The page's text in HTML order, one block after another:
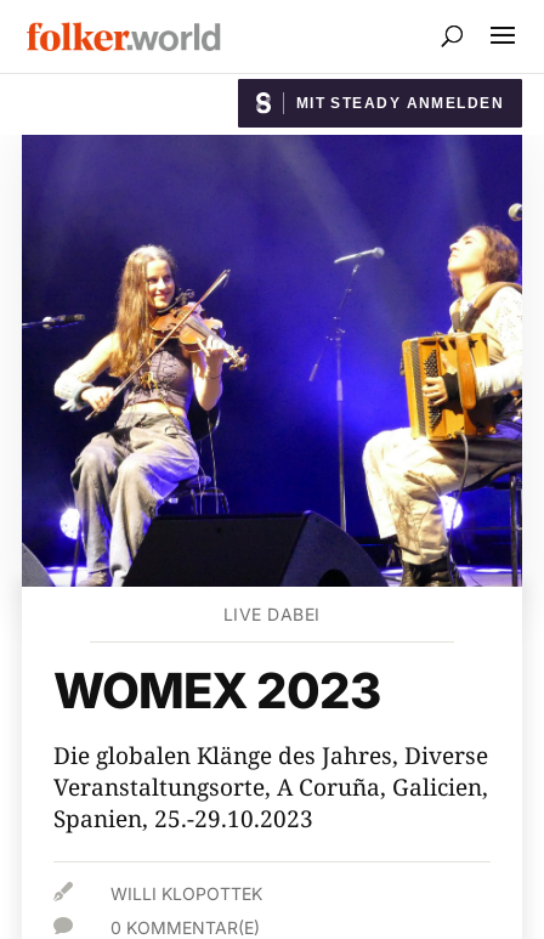
MIT STEADY ANMELDEN
LIVE DABEI
WOMEX 2023
Die globalen Klänge des Jahres, Diverse
Veranstaltungsorte, A Coruña, Galicien,
Spanien, 25.-29.10.2023
 WILLI KLOPOTTEK
 0 KOMMENTAR(E)